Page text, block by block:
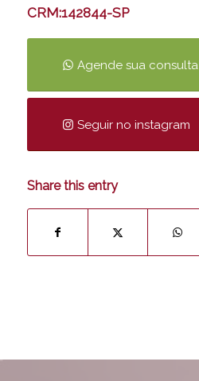
CRM:142844-SP
Agende sua consulta
Seguir no instagram
Share this entry